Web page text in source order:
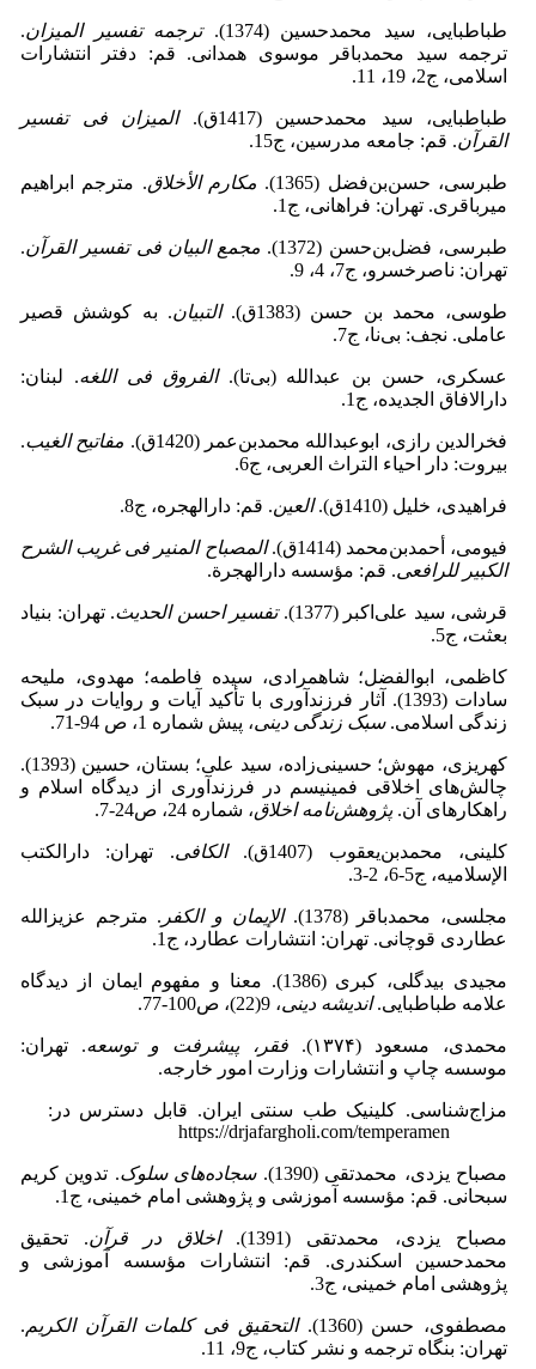
طباطبایی، سید محمدحسین (1374). ترجمه ‌تفسیر المیزان.
ترجمه ‌سید محمدباقر موسوى ‌همدانى. قم: دفتر انتشارات
اسلامی، ج2، 19، 11.
طباطبایى، سید محمدحسین (1417ق).
المیزان فى ‌تفسیر
القرآن. قم: جامعه‏ مدرسین، ج15.
طبرسى، حسن‌بن‌فضل (1365). مکارم‌ الأخلاق. مترجم ابراهیم
میرباقرى. تهران: فراهانى، ج1.
طبرسى، فضل‌بن‌حسن (1372). مجمع البیان ‌فى ‌تفسیر القرآن.
تهران: ناصرخسرو، ج7، 4، 9.
طوسی‏، محمد بن حسن (1383ق). التبیان‏. به‏ کوشش‏ قصیر
عاملی‏. نجف: بی‌نا، ج7.
عسکرى، حسن بن عبدالله (بی‌تا).الفروق فی اللغه. لبنان:
دارالافاق ‌الجدیده، ج1.
فخرالدین‌ رازى، ابوعبدالله محمدبن‌عمر (1420ق). مفاتیح ‌الغیب.
بیروت: دار احیاء ‌التراث ‌العربى، ج6.
فراهیدی، خلیل (1410ق). العین. قم: دارالهجره، ج8.
فیومى، أحمدبن‌محمد (1414ق).
المصباح‌ المنیر فی ‌غریب ‌الشرح
الکبیر للرافعی. قم: مؤسسه دارالهجرة.
قرشى، سید على‌اکبر (1377). تفسیر احسن ‌الحدیث. تهران: بنیاد
بعثت، ج5.
کاظمی، ابوالفضل؛ شاهمرادی، سیده فاطمه؛ مهدوی، ملیحه
سادات (1393). آثار فرزندآوری با تأکید آیات و روایات در سبک
زندگی اسلامی.سبک زندگی دینی، پیش شماره 1، ص 94-71.
کهریزی، مهوش؛ حسینی‌زاده، سید علی؛ بستان، حسین (1393).
چالش‌های اخلاقی فمینیسم در فرزند‌آوری از دیدگاه اسلام و
راهکارهای آن.پژوهش‌نامه اخلاق، شماره 24، ص24-7.
کلینى، محمدبن‌یعقوب (1407ق). الکافی. تهران: دارالکتب
الإسلامیه، ج5-6، 2-3.
مجلسی، محمدباقر (1378). الإیمان و الکفر . مترجم عزیزالله‌
عطاردى ‌قوچانى. تهران: انتشارات عطارد، ج1.
مجیدی ‌بیدگلی، کبری (1386). معنا و مفهوم ایمان از دیدگاه
علامه طباطبایی.اندیشه دینی، 9(22)، ص100-77.
محمدی، مسعود (۱۳۷۴). فقر، پیشرفت ‌و توسعه. تهران:
موسسه چاپ و انتشارات وزارت امور خارجه.
مزاج‌شناسی. کلینیک طب سنتی ایران. قابل دسترس در:
مصباح ‌یزدی، محمدتقی (1390). سجادههای سلوک. تدوین کریم
سبحانی. قم: مؤسسه ‌آموزشی ‌و پژوهشی امام خمینی، ج1.
مصباح‌ یزدی، محمدتقی (1391). اخلاق‌ در قرآن. تحقیق
محمدحسین ‌اسکندری. قم: انتشارات مؤسسه آموزشى و
پژوهشى امام خمینى‌، ج3.
مصطفوی، حسن (1360). التحقیق فی ‌کلمات القرآن الکریم.
تهران: بنگاه ترجمه و نشر کتاب، ج9، 11.